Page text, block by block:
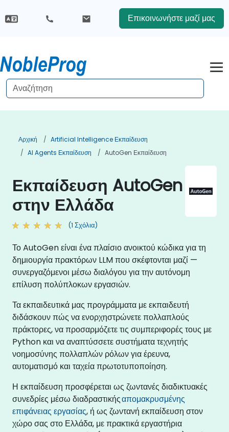
Επικοινωνήστε μαζί μας
Αρχική
Artificial Intelligence Εκπαίδευση
AI Agents Εκπαίδευση
AutoGen Εκπαίδευση
Εκπαίδευση AutoGen
στην Ελλάδα
(1 Σχόλια)
Το AutoGen είναι ένα πλαίσιο ανοικτού κώδικα για τη
δημιουργία πρακτόρων LLM που σκέφτονται μαζί —
συνεργαζόμενοι μέσω διαλόγου για την αυτόνομη
επίλυση πολύπλοκων εργασιών.
Τα εκπαιδευτικά μας προγράμματα με εκπαιδευτή
διδάσκουν πώς να ενορχηστρώνετε πολλαπλούς
πράκτορες, να προσαρμόζετε τις συμπεριφορές τους με
Python και να αναπτύσσετε συστήματα τεχνητής
νοημοσύνης πολλαπλών ρόλων για έρευνα,
αυτοματισμό και ταχεία πρωτοτυποποίηση.
Η εκπαίδευση προσφέρεται ως ζωντανές διαδικτυακές
συνεδρίες μέσω διαδραστικήςαπομακρυσμένης
επιφάνειας εργασίας, ή ως ζωντανή εκπαίδευση στον
χώρο σας στο Ελλάδα, με πρακτικά εργαστήρια